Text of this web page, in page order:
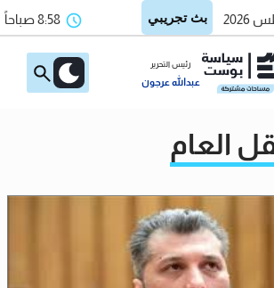
8:58 صباحاً
رئيس التحرير
عبدالله عرجون
العام